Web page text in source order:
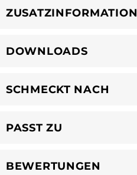
ZUSATZINFORMATION
DOWNLOADS
SCHMECKT NACH
PASST ZU
BEWERTUNGEN